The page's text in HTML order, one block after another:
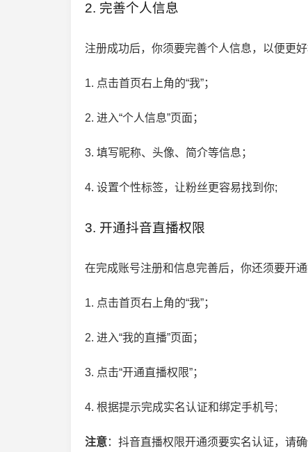
2. 完善个人信息
注册成功后，你须要完善个人信息，以便更好
1. 点击首页右上角的“我”；
2. 进入“个人信息”页面；
3. 填写昵称、头像、简介等信息；
4. 设置个性标签，让粉丝更容易找到你;
3. 开通抖音直播权限
在完成账号注册和信息完善后，你还须要开通
1. 点击首页右上角的“我”；
2. 进入“我的直播”页面；
3. 点击“开通直播权限”；
4. 根据提示完成实名认证和绑定手机号;
注意：抖音直播权限开通须要实名认证，请
语音怎么复制粘贴？
抖音表情包怎么保存到微信？